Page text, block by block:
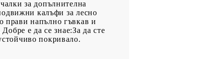
за допълнителна
калъфи за лесно
прави напълно гъвкав и
е да се знае:За да сте
покривало.